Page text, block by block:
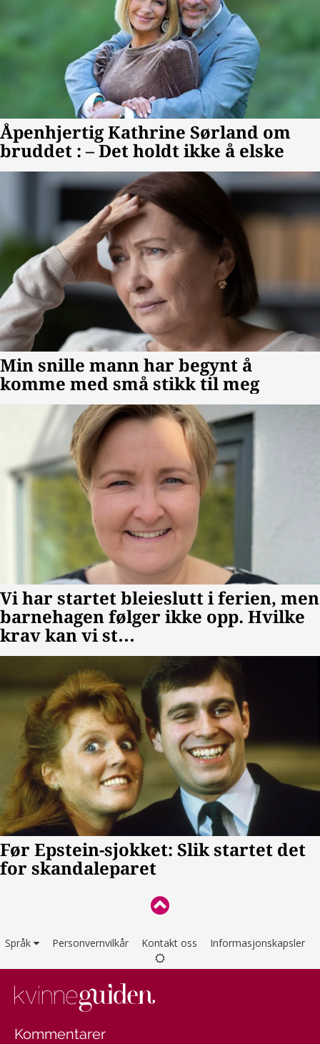
Språk Personvernvilkår Kontakt oss Informasjonskapsler
Kommentarer